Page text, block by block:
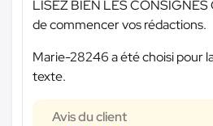
LISEZ BIEN LES
de commencer vos rédactions.
Marie-28246 a été choisi pour
texte.
Avis du client